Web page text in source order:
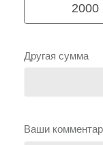
2000
Другая сумма
Ваши